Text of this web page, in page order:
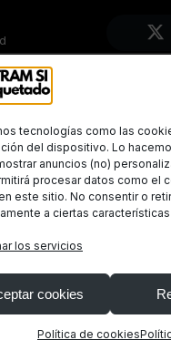
tecnologías como las
del dispositivo. Lo
anuncios (no)
procesar datos como el
este sitio. No consentir o
a ciertas
los servicios
cookies
Política de cookies